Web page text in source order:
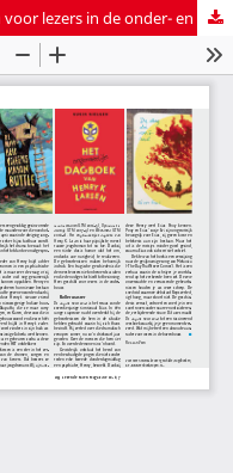
Ontwrichte levens: Heftige verhalen voor lezers in de onder- en bovenbouw